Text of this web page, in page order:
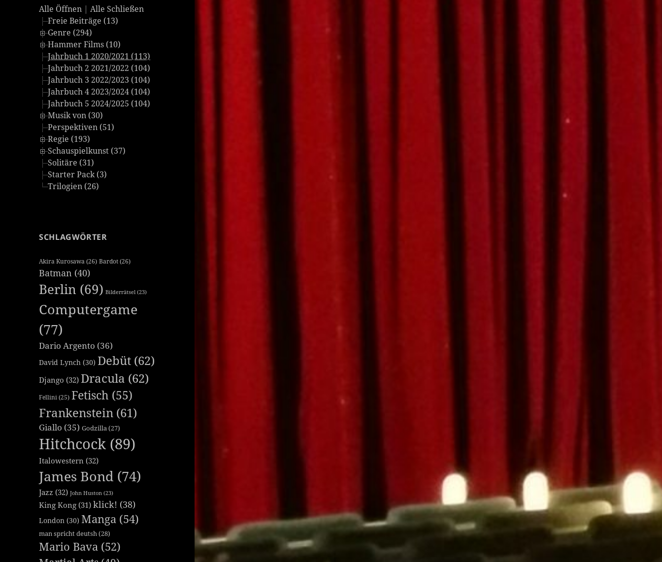
Alle Öffnen |Alle Schließen
Freie Beiträge (13)
Genre (294)
Hammer Films (10)
Jahrbuch 1 2020/2021 (113)
Jahrbuch 2 2021/2022 (104)
Jahrbuch 3 2022/2023 (104)
Jahrbuch 4 2023/2024 (104)
Jahrbuch 5 2024/2025 (104)
Musik von (30)
Perspektiven (51)
Regie (193)
Schauspielkunst (37)
Solitäre (31)
Starter Pack (3)
Trilogien (26)
SCHLAGWÖRTER
Akira Kurosawa (26) Bardot(26)
Batman (40)
Berlin (69) Bilderrätsel (23)
Computergame
(77)
Dario Argento (36)
David Lynch (30) Debüt (62)
Django (32) Dracula (62)
Fellini (25) Fetisch (55)
Frankenstein (61)
Giallo (35) Godzilla(27)
Hitchcock (89)
Italowestern (32)
James Bond (74)
Jazz (32) John Huston (23)
King Kong (31) klick! (38)
London (30) Manga (54)
man spricht deutsh(28)
Mario Bava (52)